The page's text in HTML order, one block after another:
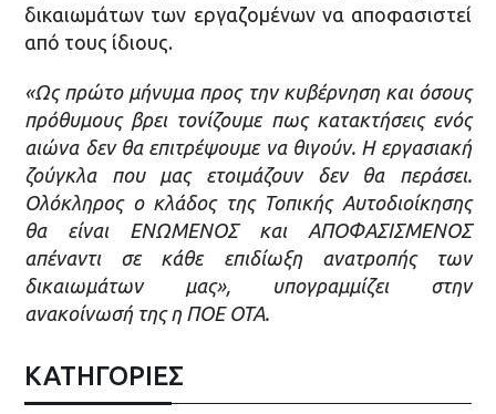
δικαιωμάτων των εργαζομένων να αποφασιστεί
από τους ίδιους.
«Ως πρώτο μήνυμα προς την κυβέρνηση και όσους
πρόθυμους βρει τονίζουμε πως κατακτήσεις ενός
αιώνα δεν θα επιτρέψουμε να θιγούν. Η εργασιακή
ζούγκλα που μας ετοιμάζουν δεν θα περάσει.
Ολόκληρος ο κλάδος της Τοπικής Αυτοδιοίκησης
θα είναι ΕΝΩΜΕΝΟΣ και ΑΠΟΦΑΣΙΣΜΕΝΟΣ
απέναντι σε κάθε επιδίωξη ανατροπής των
δικαιωμάτων μας», υπογραμμίζει στην
ανακοίνωσή της η ΠΟΕ ΟΤΑ.
ΚΑΤΗΓΟΡΙΕΣ